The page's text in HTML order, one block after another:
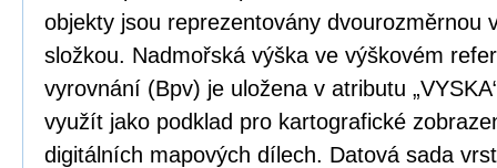
objekty jsou reprezentovány dvourozměrnou
složkou. Nadmořská výška ve výškovém
vyrovnání (Bpv) je uložena v atributu
využít jako podklad pro kartografické
digitálních mapových dílech. Datová sada